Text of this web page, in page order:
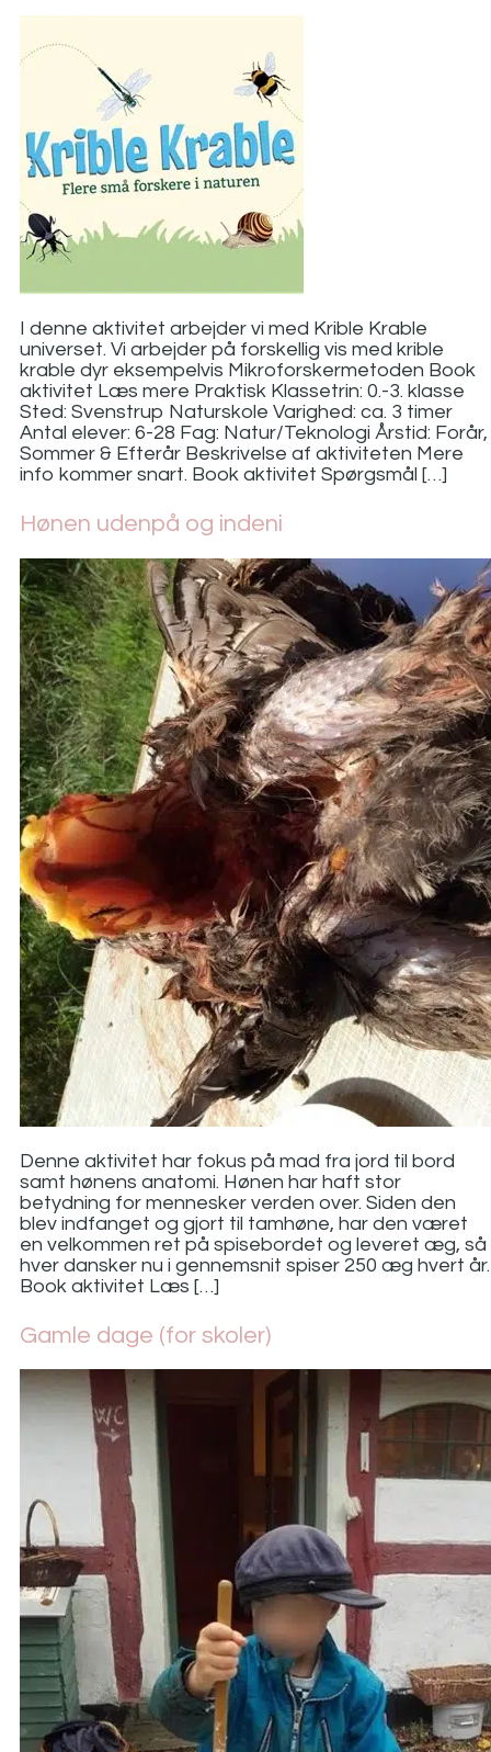
I denne aktivitet arbejder vi med Krible Krable
universet. Vi arbejder på forskellig vis med krible
krable dyr eksempelvis Mikroforskermetoden Book
aktivitet Læs mere Praktisk Klassetrin: 0.-3. klasse
Sted: Svenstrup Naturskole Varighed: ca. 3 timer
Antal elever: 6-28 Fag: Natur/Teknologi Årstid: Forår,
Sommer & Efterår Beskrivelse af aktiviteten Mere
info kommer snart. Book aktivitet Spørgsmål […]
Hønen udenpå og indeni
Denne aktivitet har fokus på mad fra jord til bord
samt hønens anatomi. Hønen har haft stor
betydning for mennesker verden over. Siden den
blev indfanget og gjort til tamhøne, har den været
en velkommen ret på spisebordet og leveret æg, så
hver dansker nu i gennemsnit spiser 250 æg hvert år.
Book aktivitet Læs […]
Gamle dage (for skoler)